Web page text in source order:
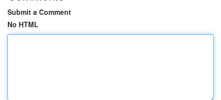
Submit a Comment
No HTML